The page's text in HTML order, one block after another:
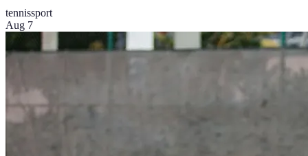
tennissport
Aug 7